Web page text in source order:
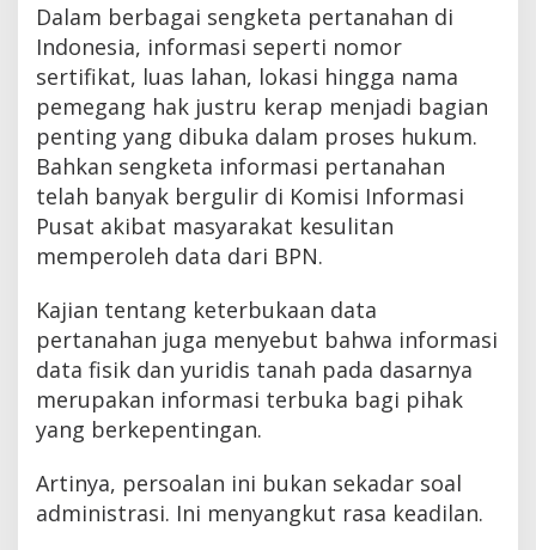
Dalam berbagai sengketa pertanahan di
Indonesia, informasi seperti nomor
sertifikat, luas lahan, lokasi hingga nama
pemegang hak justru kerap menjadi bagian
penting yang dibuka dalam proses hukum.
Bahkan sengketa informasi pertanahan
telah banyak bergulir di Komisi Informasi
Pusat akibat masyarakat kesulitan
memperoleh data dari BPN.
Kajian tentang keterbukaan data
pertanahan juga menyebut bahwa informasi
data fisik dan yuridis tanah pada dasarnya
merupakan informasi terbuka bagi pihak
yang berkepentingan.
Artinya, persoalan ini bukan sekadar soal
administrasi. Ini menyangkut rasa keadilan.